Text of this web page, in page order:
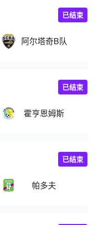
阿尔塔奇B队
已结束
霍亨恩姆斯
已结束
帕多夫
已结束